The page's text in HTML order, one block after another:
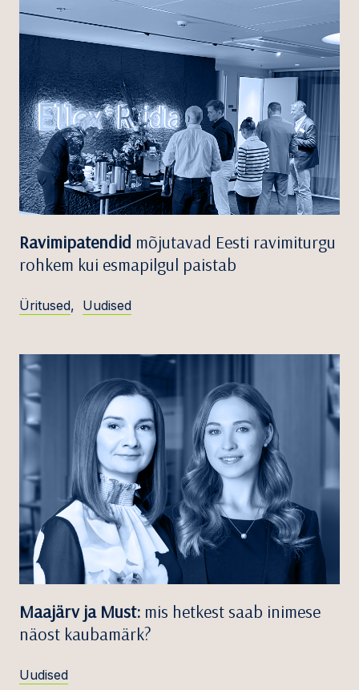
Ravimipatendid mõjutavad Eesti ravimiturgu
rohkem kui esmapilgul paistab
Üritused, Uudised
Maajärv ja Must: mis hetkest saab inimese
näost kaubamärk?
Uudised